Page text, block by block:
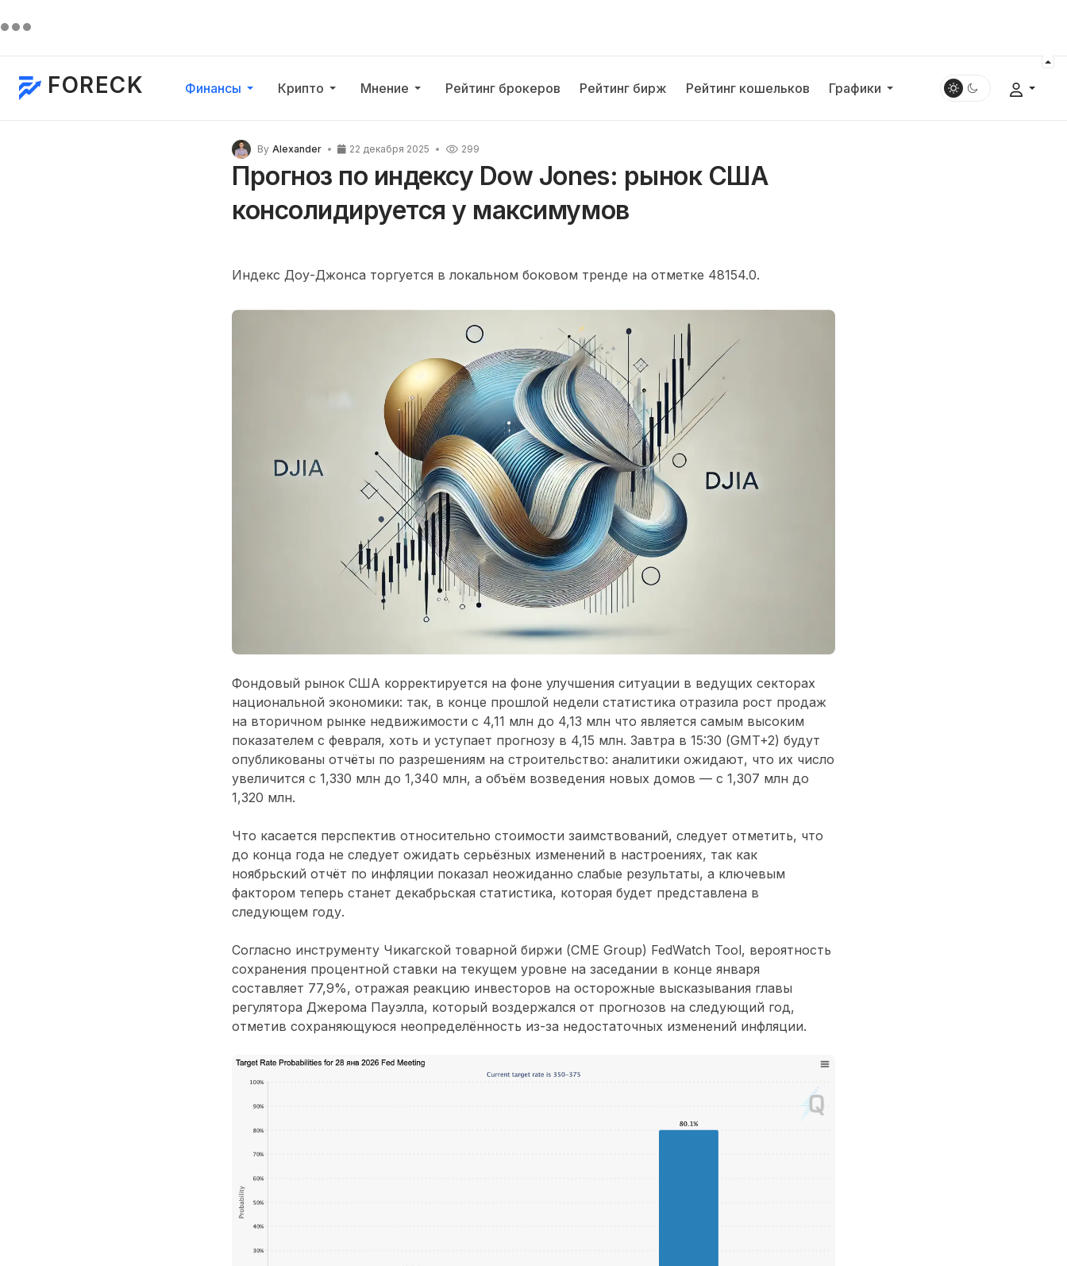
FORECK Финансы Крипто Мнение Рейтинг брокеров Рейтинг бирж Рейтинг кошельков Графики
By Alexander 22 декабря 2025 299
Прогноз по индексу Dow Jones: рынок США
консолидируется у максимумов
Индекс Доу-Джонса торгуется в локальном боковом тренде на отметке 48154.0.
Фондовый рынок США корректируется на фоне улучшения ситуации в ведущих секторах
национальной экономики: так, в конце прошлой недели статистика отразила рост продаж
на вторичном рынке недвижимости с 4,11 млн до 4,13 млн что является самым высоким
показателем с февраля, хоть и уступает прогнозу в 4,15 млн. Завтра в 15:30 (GMT+2) будут
опубликованы отчёты по разрешениям на строительство: аналитики ожидают, что их число
увеличится с 1,330 млн до 1,340 млн, а объём возведения новых домов — с 1,307 млн до
1,320 млн.
Что касается перспектив относительно стоимости заимствований, следует отметить, что
до конца года не следует ожидать серьёзных изменений в настроениях, так как
ноябрьский отчёт по инфляции показал неожиданно слабые результаты, а ключевым
фактором теперь станет декабрьская статистика, которая будет представлена в
следующем году.
Согласно инструменту Чикагской товарной биржи (CME Group) FedWatch Tool, вероятность
сохранения процентной ставки на текущем уровне на заседании в конце января
составляет 77,9%, отражая реакцию инвесторов на осторожные высказывания главы
регулятора Джерома Пауэлла, который воздержался от прогнозов на следующий год,
отметив сохраняющуюся неопределённость из-за недостаточных изменений инфляции.